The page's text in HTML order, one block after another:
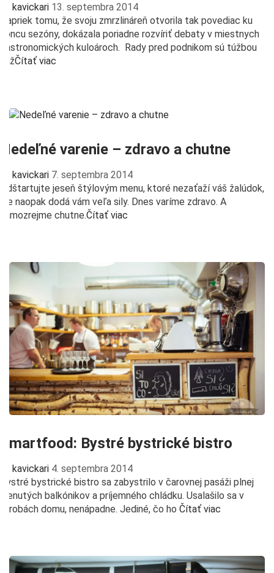
kavickari 13. septembra 2014
Napriek tomu, že svoju zmrzlináreň otvorila tak povediac ku
koncu sezóny, dokázala poriadne rozvíriť debaty v miestnych
gastronomických kuloároch. Rady pred podnikom sú túžbou
kažČítať viac
Nedeľné varenie – zdravo a chutne
kavickari 7. septembra 2014
Odštartujte jeseň štýlovým menu, ktoré nezaťaží váš žalúdok,
ale naopak dodá vám veľa sily. Dnes varíme zdravo. A
samozrejme chutne.Čítať viac
Smartfood: Bystré bystrické bistro
kavickari 4. septembra 2014
Bystré bystrické bistro sa zabystrilo v čarovnej pasáži plnej
klenutých balkónikov a príjemného chládku. Usalašilo sa v
útrobách domu, nenápadne. Jediné, čo ho Čítať viac